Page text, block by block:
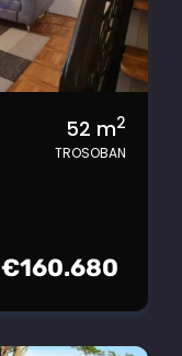
52 m2
TROSOBAN
€160.680